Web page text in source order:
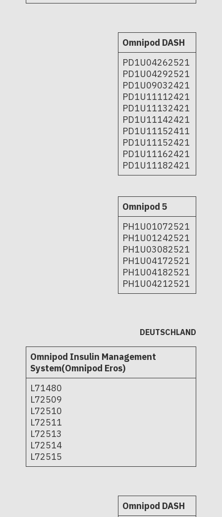
Omnipod DASH
PD1U04262521
PD1U04292521
PD1U09032421
PD1U11112421
PD1U11132421
PD1U11142421
PD1U11152411
PD1U11152421
PD1U11162421
PD1U11182421
Omnipod 5
PH1U01072521
PH1U01242521
PH1U03082521
PH1U04172521
PH1U04182521
PH1U04212521
DEUTSCHLAND
Omnipod Insulin Management
System(Omnipod Eros)
L71480
L72509
L72510
L72511
L72513
L72514
L72515
Omnipod DASH